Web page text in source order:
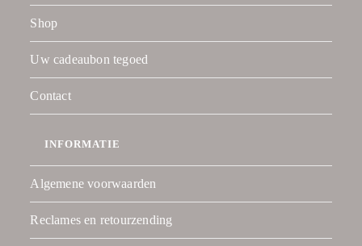
Shop
Uw cadeaubon tegoed
Contact
INFORMATIE
Algemene voorwaarden
Reclames en retourzending